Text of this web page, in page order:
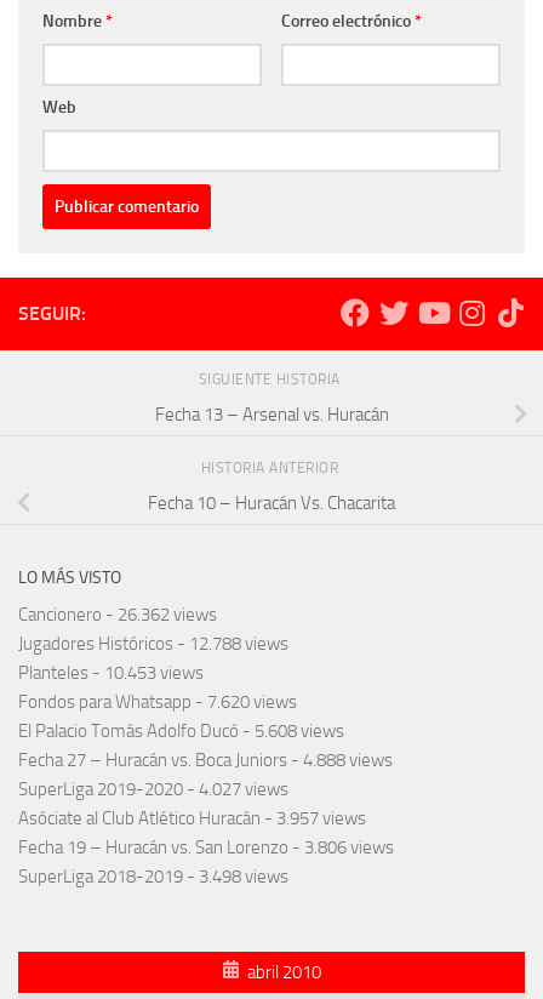
Nombre* Correo electrónico*
Web
SEGUIR:
SIGUIENTE HISTORIA
Fecha 13 – Arsenal vs. Huracán
HISTORIA ANTERIOR
Fecha 10 – Huracán Vs. Chacarita
LO MÁS VISTO
Cancionero - 26.362 views
Jugadores Históricos - 12.788 views
Planteles - 10.453 views
Fondos para Whatsapp - 7.620 views
El Palacio Tomás Adolfo Ducó - 5.608 views
Fecha 27 – Huracán vs. Boca Juniors - 4.888 views
SuperLiga 2019-2020 - 4.027 views
Asóciate al Club Atlético Huracán - 3.957 views
Fecha 19 – Huracán vs. San Lorenzo - 3.806 views
SuperLiga 2018-2019 - 3.498 views
abril 2010